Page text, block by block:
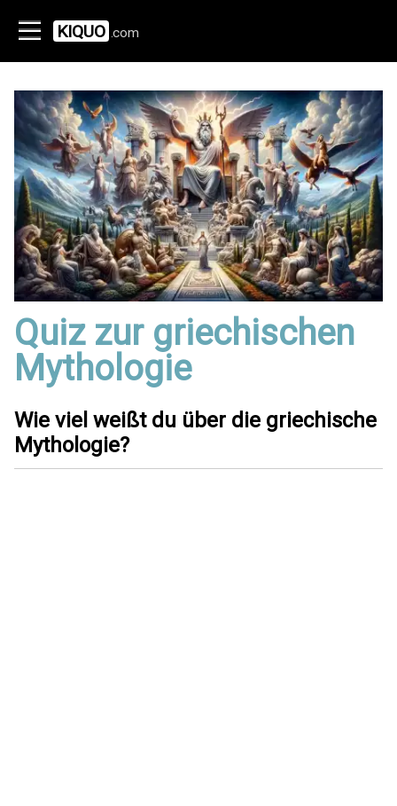
KIQUO .com
Quiz zur griechischen
Mythologie
Wie viel weißt du über die griechische
Mythologie?